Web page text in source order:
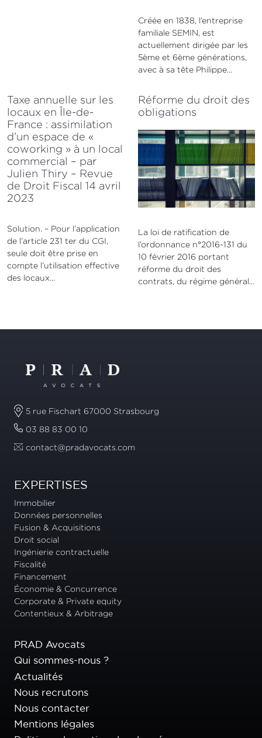
Créée en 1838, l’entreprise
familiale SEMIN, est
actuellement dirigée par les
5ème et 6ème générations,
avec à sa tête Philippe...
Taxe annuelle sur les
locaux en Île-de-
France : assimilation
d’un espace de «
coworking » à un local
commercial – par
Julien Thiry – Revue
de Droit Fiscal 14 avril
2023
Solution. – Pour l’application
de l’article 231 ter du CGI,
seule doit être prise en
compte l’utilisation effective
des locaux...
Réforme du droit des
obligations
La loi de ratification de
l’ordonnance n°2016-131 du
10 février 2016 portant
réforme du droit des
contrats, du régime général...
5 rue Fischart 67000 Strasbourg
03 88 83 00 10
contact@pradavocats.com
EXPERTISES
Immobilier
Données personnelles
Fusion & Acquisitions
Droit social
Ingénierie contractuelle
Fiscalité
Financement
Économie & Concurrence
Corporate & Private equity
Contentieux & Arbitrage
PRAD Avocats
Qui sommes-nous ?
Actualités
Nous recrutons
Nous contacter
Mentions légales